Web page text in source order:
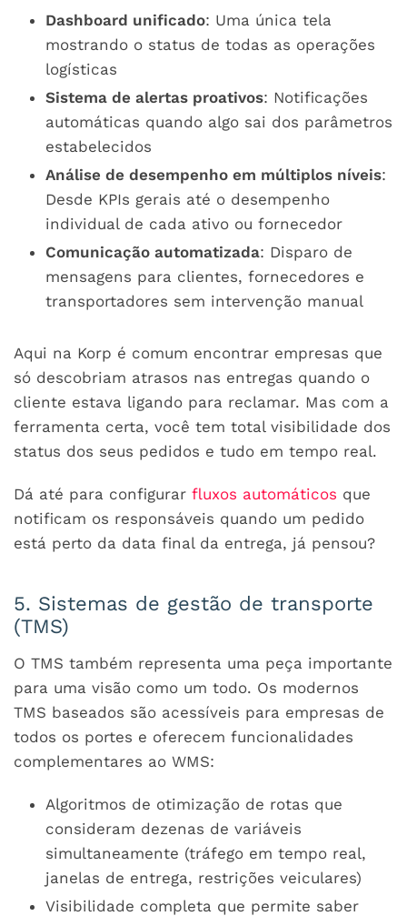
Dashboard unificado: Uma única tela
mostrando o status de todas as operações
logísticas
Sistema de alertas proativos: Notificações
automáticas quando algo sai dos parâmetros
estabelecidos
Análise de desempenho em múltiplos níveis:
Desde KPIs gerais até o desempenho
individual de cada ativo ou fornecedor
Comunicação automatizada: Disparo de
mensagens para clientes, fornecedores e
transportadores sem intervenção manual
Aqui na Korp é comum encontrar empresas que
só descobriam atrasos nas entregas quando o
cliente estava ligando para reclamar. Mas com a
ferramenta certa, você tem total visibilidade dos
status dos seus pedidos e tudo em tempo real.
Dá até para configurar fluxos automáticos que
notificam os responsáveis quando um pedido
está perto da data final da entrega, já pensou?
5. Sistemas de gestão de transporte
(TMS)
O TMS também representa uma peça importante
para uma visão como um todo. Os modernos
TMS baseados são acessíveis para empresas de
todos os portes e oferecem funcionalidades
complementares ao WMS:
Algoritmos de otimização de rotas que
consideram dezenas de variáveis
simultaneamente (tráfego em tempo real,
janelas de entrega, restrições veiculares)
Visibilidade completa que permite saber